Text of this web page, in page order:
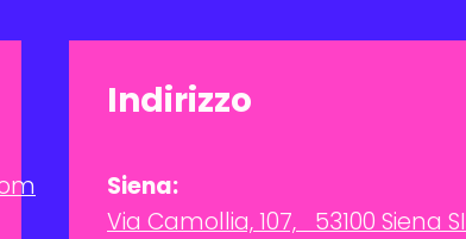
Indirizzo
Siena:
Via Camollia, 107, 53100 Siena SI